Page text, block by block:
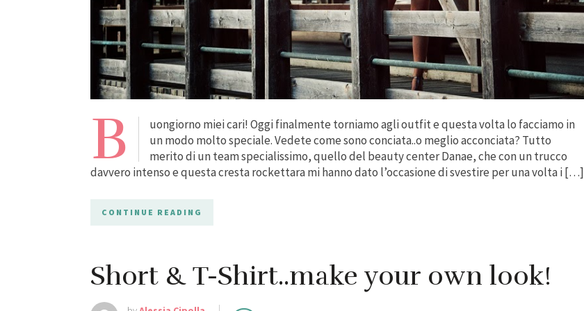
B
uongiorno miei cari! Oggi finalmente torniamo agli outfit e questa volta lo facciamo in
un modo molto speciale. Vedete come sono conciata..o meglio acconciata? Tutto
merito di un team specialissimo, quello del beauty center Danae, che con un trucco
davvero intenso e questa cresta rockettara mi hanno dato l’occasione di svestire per una volta i […]
CONTINUE READING
Short & T-Shirt..make your own look!